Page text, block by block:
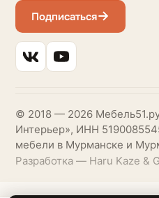
Подписаться
© 2018 — 2026
Интерьер», ИНН
мебели в Мурманске и
Разработка — Haru Kaze &